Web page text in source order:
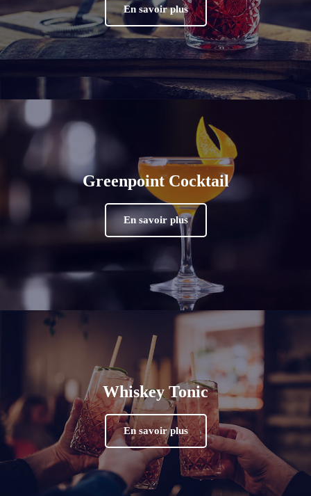
En savoir plus
Greenpoint Cocktail
En savoir plus
Whiskey Tonic
En savoir plus